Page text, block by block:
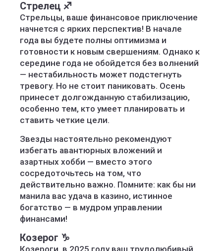
Стрелец ♐️
Стрельцы, ваше финансовое приключение
начнется с ярких перспектив! В начале
года вы будете полны оптимизма и
готовности к новым свершениям. Однако к
середине года не обойдется без волнений
— нестабильность может подстегнуть
тревогу. Но не стоит паниковать. Осень
принесет долгожданную стабилизацию,
особенно тем, кто умеет планировать и
ставить четкие цели.
Звезды настоятельно рекомендуют
избегать авантюрных вложений и
азартных хобби — вместо этого
сосредоточьтесь на том, что
действительно важно. Помните: как бы ни
манила вас удача в казино, истинное
богатство — в мудром управлении
финансами!
Козерог ♑️
Козероги, в 2025 году ваш трудолюбивый